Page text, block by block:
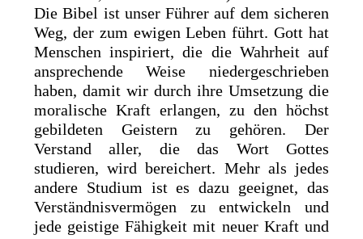
Die Bibel ist unser Führer auf dem sicheren
Weg, der zum ewigen Leben führt. Gott hat
Menschen inspiriert, die die Wahrheit auf
ansprechende Weise niedergeschrieben
haben, damit wir durch ihre Umsetzung die
moralische Kraft erlangen, zu den höchst
gebildeten Geistern zu gehören. Der
Verstand aller, die das Wort Gottes
studieren, wird bereichert. Mehr als jedes
andere Studium ist es dazu geeignet, das
Verständnisvermögen zu entwickeln und
jede geistige Fähigkeit mit neuer Kraft und